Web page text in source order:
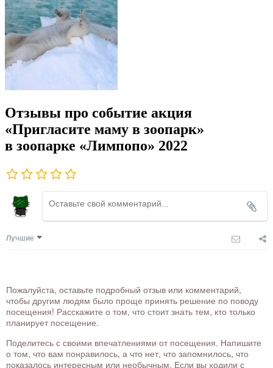
Отзывы про событие акция
«Пригласите маму в зоопарк»
в зоопарке «Лимпопо» 2022
Лучшие
Пожалуйста, оставьте подробный отзыв или комментарий,
чтобы другим людям было проще принять решение по поводу
посещения! Расскажите о том, что стоит знать тем, кто только
планирует посещение.
Поделитесь с своими впечатлениями от посещения. Напишите
о том, что вам понравилось, а что нет, что запомнилось, что
показалось интересным или необычным. Если вы ходили с